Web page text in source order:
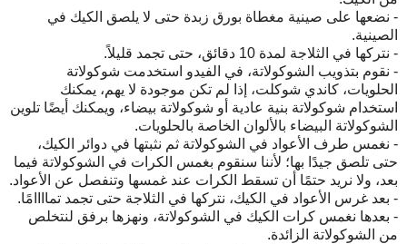
- نضعها على صينية مغطاة بورق زبدة حتى لا يلصق الكيك في
الصينية.
- نتركها في الثلاجة لمدة 10 دقائق، حتى تجمد قليلاً.
- نقوم بتذويب الشوكولاتة، في الفيدو استخدمت شوكولاتة
الحلويات، كاندي شوكلت، إذا لم تكن موجودة لا يهم، يمكنك
استخدام شوكولاتة بنية عادية أو شوكولاتة بيضاء، ويمكنك أيضًا تلوين
الشوكولاتة البيضاء بالألوان الخاصة بالحلويات.
- نغمس طرف الأعواد في الشوكولاتة ثم نثبتها في دوائر الكيك،
حتى تلصق جيدًا بها؛ لأننا سنقوم بغمس الكرات في الشوكولاتة فيما
بعد، ولا نريد حتمًا أن تسقط الكرات عند غمسها وتنفصل عن الأعواد.
- بعد غرس الأعواد في الكيك، نتركها في الثلاجة حتى تجمد تماااامًا.
- بعدها نغمس كرات الكيك في الشوكولاتة، ونهزها برفق لنتخلص
من الشوكولاتة الزائدة.